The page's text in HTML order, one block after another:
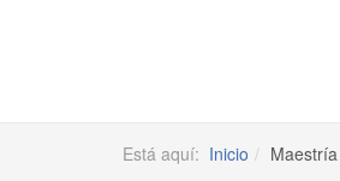
Está aquí: Inicio